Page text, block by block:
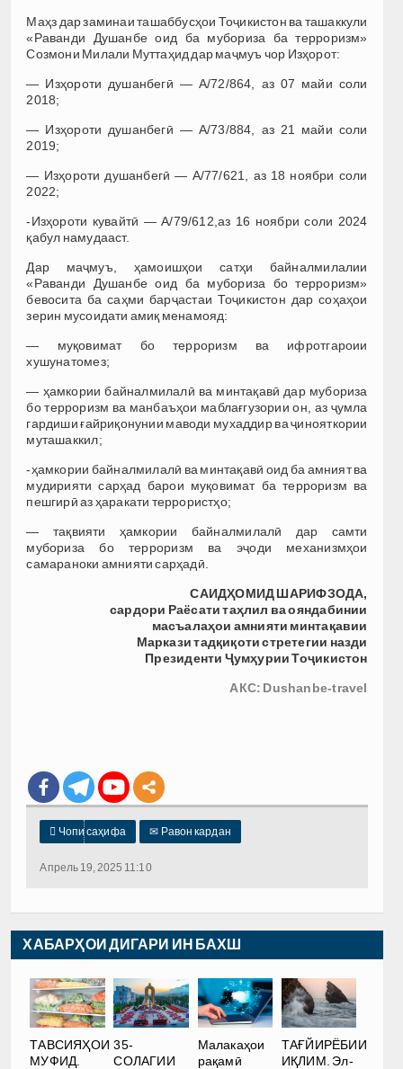
Маҳз дар заминаи ташаббусҳои Тоҷикистон ва ташаккули
«Раванди Душанбе оид ба мубориза ба терроризм»
Созмони Милали Муттаҳид дар маҷмуъ чор Изҳорот:
— Изҳороти душанбегӣ — A/72/864, аз 07 майи соли
2018;
— Изҳороти душанбегӣ — A/73/884, аз 21 майи соли
2019;
— Изҳороти душанбегӣ — A/77/621, аз 18 ноябри соли
2022;
-Изҳороти кувайтӣ — A/79/612,аз 16 ноябри соли 2024
қабул намудааст.
Дар маҷмуъ, ҳамоишҳои сатҳи байналмилалии
«Раванди Душанбе оид ба мубориза бо терроризм»
бевосита ба саҳми барҷастаи Тоҷикистон дар соҳаҳои
зерин мусоидати амиқ менамояд:
— муқовимат бо терроризм ва ифротгароии
хушунатомез;
— ҳамкории байналмилалӣ ва минтақавӣ дар мубориза
бо терроризм ва манбаъҳои маблағгузории он, аз ҷумла
гардиши ғайриқонунии маводи мухаддир ва ҷинояткории
муташаккил;
-ҳамкории байналмилалӣ ва минтақавӣ оид ба амният ва
мудирияти сарҳад барои муқовимат ба терроризм ва
пешгирӣ аз ҳаракати террористҳо;
— тақвияти ҳамкории байналмилалӣ дар самти
мубориза бо терроризм ва эҷоди механизмҳои
самараноки амнияти сарҳадӣ.
САИДҲОМИД ШАРИФЗОДА,
сардори Раёсати таҳлил ва ояндабинии
масъалаҳои амнияти минтақавии
Маркази тадқиқоти стретегии назди
Президенти Ҷумҳурии Тоҷикистон
АКС: Dushanbe-travel
 Чопи саҳифа ✉ Равон кардан
Апрель 19, 2025 11:10
ХАБАРҲОИ ДИГАРИ ИН БАХШ
ТАВСИЯҲОИ
МУФИД.
35-
СОЛАГИИ
Малакаҳои
рақамӣ
ТАҒЙИРЁБИИ
ИҚЛИМ. Эл-